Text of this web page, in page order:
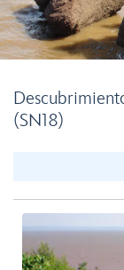
(SN18)